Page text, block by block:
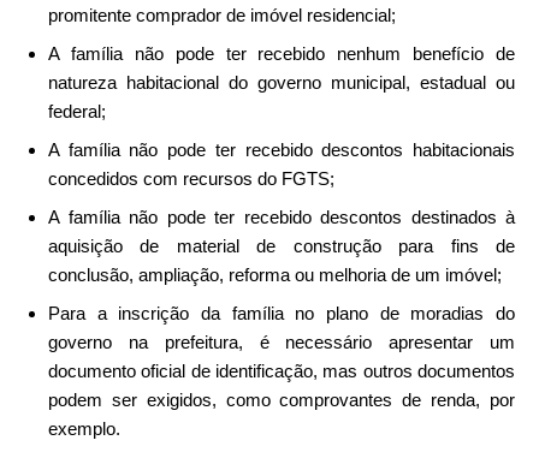
promitente comprador de imóvel residencial;
A família não pode ter recebido nenhum benefício de
natureza habitacional do governo municipal, estadual ou
federal;
A família não pode ter recebido descontos habitacionais
concedidos com recursos do FGTS;
A família não pode ter recebido descontos destinados à
aquisição de material de construção para fins de
conclusão, ampliação, reforma ou melhoria de um imóvel;
Para a inscrição da família no plano de moradias do
governo na prefeitura, é necessário apresentar um
documento oficial de identificação, mas outros documentos
podem ser exigidos, como comprovantes de renda, por
exemplo.